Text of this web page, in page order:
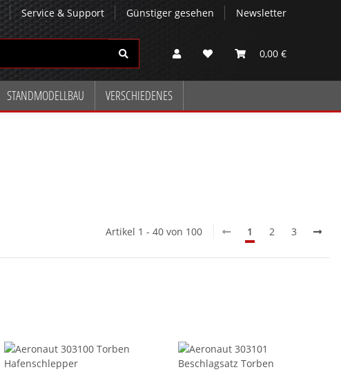
Service & Support Günstiger gesehen Newsletter
0,00 €
STANDMODELLBAU VERSCHIEDENES
Artikel 1 - 40 von 100 1 2 3